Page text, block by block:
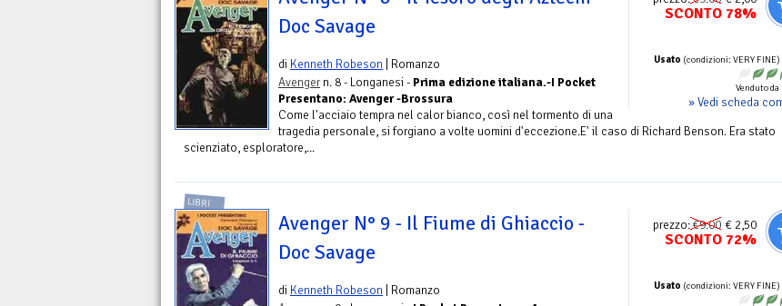
SCONTO 78%
Usato (condizioni: VERY FINE)
Venduto da
» Vedi scheda
Doc Savage
di Kenneth Robeson | Romanzo
Avengern. 8 - Longanesi - Prima edizione italiana.-I Pocket
Presentano: Avenger -Brossura
Come l'acciaio tempra nel calor bianco, così nel tormento di una
tragedia personale, si forgiano a volte uomini d'eccezione.E' il caso di Richard Benson. Era stato
scienziato, esploratore,...
prezzo:€9.00 € 2,50
SCONTO 72%
Usato (condizioni: VERY FINE)
LIBRI
Avenger N° 9 - Il Fiume di Ghiaccio -
Doc Savage
di Kenneth Robeson | Romanzo